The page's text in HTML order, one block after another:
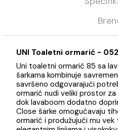
UNI Toaletni ormarić -
Uni toaletni ormarić 85